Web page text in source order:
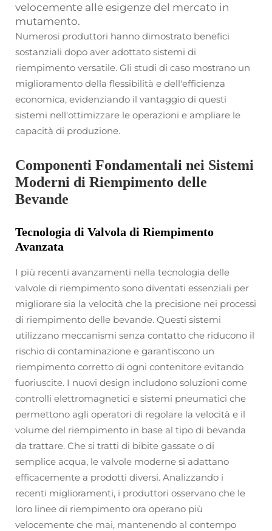
velocemente alle esigenze del mercato in
mutamento.
Numerosi produttori hanno dimostrato benefici
sostanziali dopo aver adottato sistemi di
riempimento versatile. Gli studi di caso mostrano un
miglioramento della flessibilità e dell'efficienza
economica, evidenziando il vantaggio di questi
sistemi nell'ottimizzare le operazioni e ampliare le
capacità di produzione.
Componenti Fondamentali nei Sistemi
Moderni di Riempimento delle
Bevande
Tecnologia di Valvola di Riempimento
Avanzata
I più recenti avanzamenti nella tecnologia delle
valvole di riempimento sono diventati essenziali per
migliorare sia la velocità che la precisione nei processi
di riempimento delle bevande. Questi sistemi
utilizzano meccanismi senza contatto che riducono il
rischio di contaminazione e garantiscono un
riempimento corretto di ogni contenitore evitando
fuoriuscite. I nuovi design includono soluzioni come
controlli elettromagnetici e sistemi pneumatici che
permettono agli operatori di regolare la velocità e il
volume del riempimento in base al tipo di bevanda
da trattare. Che si tratti di bibite gassate o di
semplice acqua, le valvole moderne si adattano
efficacemente a prodotti diversi. Analizzando i
recenti miglioramenti, i produttori osservano che le
loro linee di riempimento ora operano più
velocemente che mai, mantenendo al contempo